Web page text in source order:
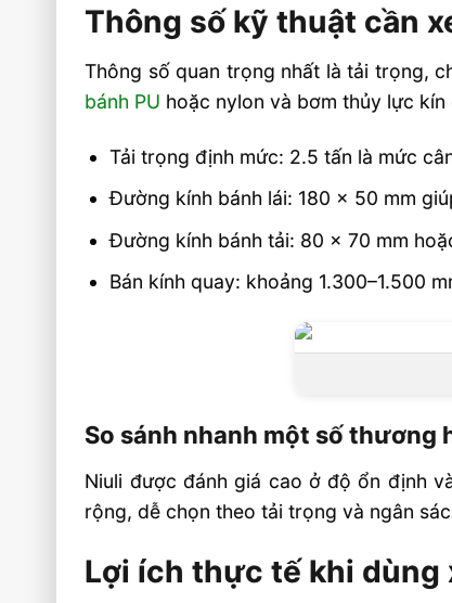
Thông số kỹ thuật cần
Thông số quan trọng nhất là tải trọng,
bánh PU hoặc nylon và bơm thủy lực
Tải trọng định mức: 2.5 tấn là mức
Đường kính bánh lái: 180 x 50 mm
Đường kính bánh tải: 80 x 70 mm
Bán kính quay: khoảng 1.300–1.500
So sánh nhanh một số thương
Niuli được đánh giá cao ở độ ổn định
rộng, dễ chọn theo tải trọng và ngân
Lợi ích thực tế khi dùng